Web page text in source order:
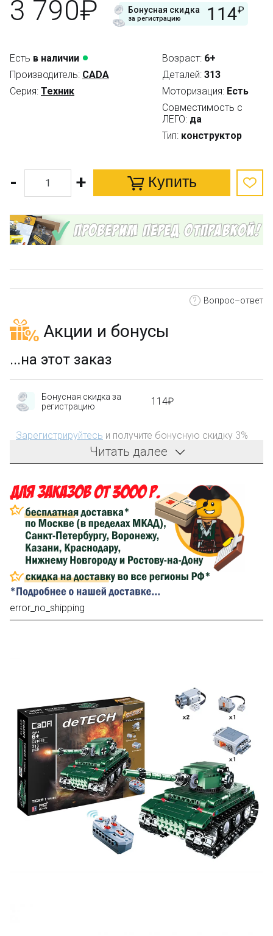
3 790₽ Бонусная скидка
за регистрацию 114₽
Есть в наличии
Производитель: CADA
Серия: Техник
Возраст: 6+
Деталей: 313
Моторизация: Есть
Совместимость с
ЛЕГО: да
Тип: конструктор
- + Купить
? Вопрос–ответ
Акции и бонусы
...на этот заказ
Бонусная скидка за
регистрацию
114₽
Зарегистрируйтесь и получите бонусную скидку 3%
на первый заказ!
затрат на доставку
Оплатите заказ на карту Сбербанка, и мы
компенсируем 150₽ на доставку.
...на следующий заказ
Золотая скидка
персональная
(фото сборки) до 10%
Пришлите фото поэтапной сборки купленного
конструктора и получите дополнительную скидку
10% при покупке следующего набора (не дороже 10
000 рублей).
Скидка за отзыв
на нашем сайте до 100₽
Оставьте отзыв (не менее 50 символов) о товаре на
нашем сайте и получите купон на скидку 50₽ за
Читать далее
error_no_shipping